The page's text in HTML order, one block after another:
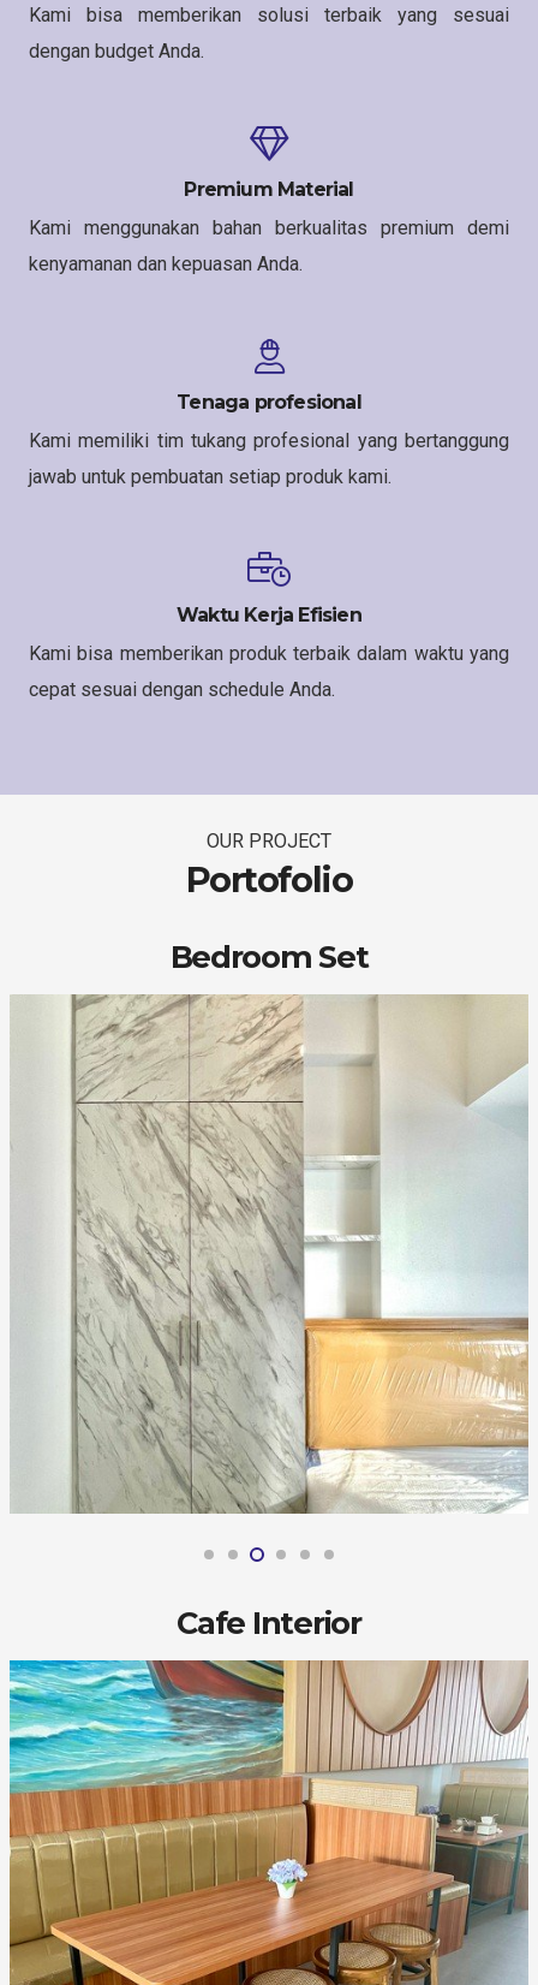
Kami bisa memberikan solusi terbaik yang sesuai
dengan budget Anda.
Premium Material
Kami menggunakan bahan berkualitas premium demi
kenyamanan dan kepuasan Anda.
Tenaga profesional
Kami memiliki tim tukang profesional yang bertanggung
jawab untuk pembuatan setiap produk kami.
Waktu Kerja Efisien
Kami bisa memberikan produk terbaik dalam waktu yang
cepat sesuai dengan schedule Anda.
OUR PROJECT
Portofolio
Bedroom Set
Cafe Interior